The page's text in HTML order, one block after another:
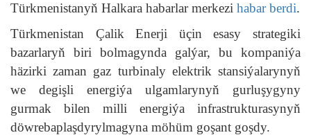
Türkmenistanyň Halkara habarlar merkezi habar berdi.
Türkmenistan Çalik Enerji üçin esasy strategiki
bazarlaryň biri bolmagynda galýar, bu kompaniýa
häzirki zaman gaz turbinaly elektrik stansiýalarynyň
we degişli energiýa ulgamlarynyň gurluşygyny
gurmak bilen milli energiýa infrastrukturasynyň
döwrebaplaşdyrylmagyna möhüm goşant goşdy.